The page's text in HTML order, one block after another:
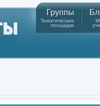
Группы
Тематические
площадки